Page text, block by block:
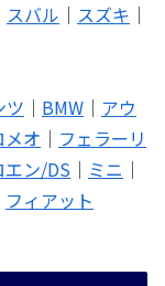
スバル ｜ スズキ ｜
ツ ｜ BMW ｜ アウ
オ ｜ フェラーリ
エン/DS ｜ ミニ ｜
フィアット